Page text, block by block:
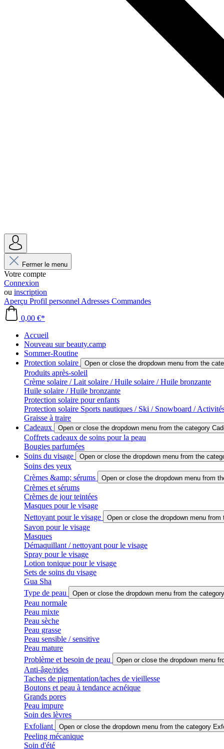
Fermer le menu
Votre compte
Connexion
ou inscription
Aperçu Profil personnel Adresses Commandes
0,00 €*
Accueil
Nouveau sur beauty.camp
Sommer-Routine
Protection solaire
Open or close the dropdown menu from the
Produits après-soleil
Crème solaire / Lait solaire / Huile solaire / Huile bronzante
Huile solaire / Huile bronzante
Protection solaire pour enfants
Protection solaire Sports nautiques / Ski / Snowboard /
Graisse à traire
Cadeaux
Open or close the dropdown menu from the category
Coffrets cadeaux de soins pour la peau
Bougies parfumées
Soins du visage
Open or close the dropdown menu from the
Soins des yeux
Crèmes &amp; sérums
Open or close the dropdown menu from
Crèmes et sérums
Crèmes de jour teintées
Masques pour le visage
Nettoyant pour le visage
Open or close the dropdown menu
Savon pour le visage
Masques
Démaquillant / nettoyant pour le visage
Spray pour le visage
Lotion tonique pour le visage
Sets de soins du visage
Gua Sha
Type de peau
Open or close the dropdown menu from the
Peau normale
Peau mixte
Peau sèche
Peau grasse
Peau sensible / sensitive
Peau mature
Problème et besoin de peau
Open or close the dropdown menu
Anti-âge/rides
Taches de pigmentation/taches de vieillesse
Boutons et peau à tendance acnéique
Grands pores
Peau impure
Soin des lèvres
Exfoliant
Open or close the dropdown menu from the category
Peeling mécanique
Soin d'été